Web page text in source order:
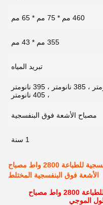
460 مم * 75 مم * 65 مم
355 مم * 43 مم
تبريد المياه
365 نانومتر ، 385 نانومتر ، 395 نانومتر
، 405 نانومتر
مصباح الأشعة فوق البنفسجية
1 سنة
أنظمة المعالجة بالأشعة فوق البنفسجية للطباعة 2800 واط مصباح
الأشعة فوق البنفسجية المختلط
أنظمة المعالجة بالأشعة فوق البنفسجية للطباعة 2800 واط مصباح
الموجي